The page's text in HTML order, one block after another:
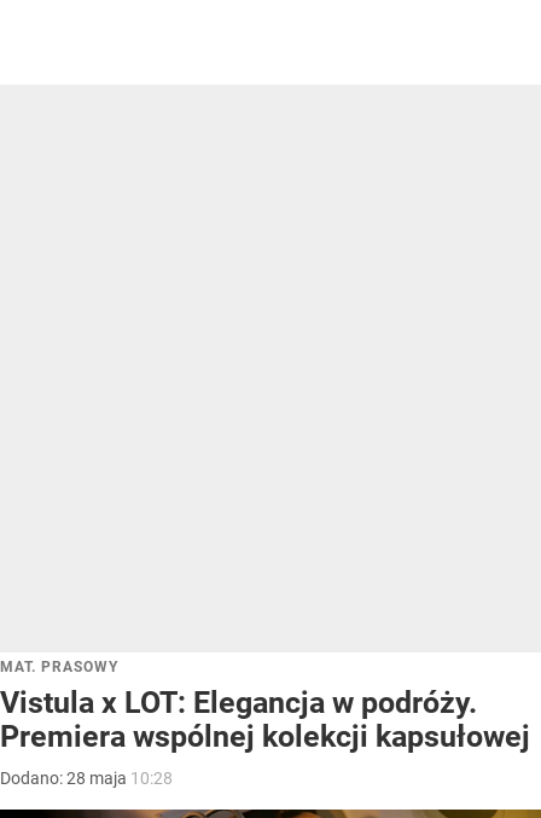
MAT. PRASOWY
Vistula x LOT: Elegancja w podróży.
Premiera wspólnej kolekcji kapsułowej
Dodano:28 maja 10:28